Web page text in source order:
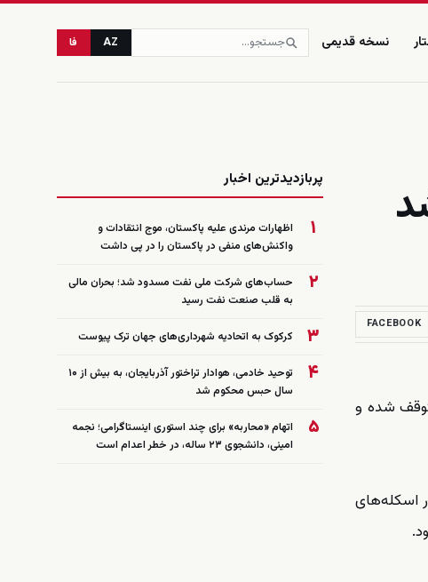
نسخه قدیمی AZ فا
FACEBOOK
شده و
در اسکله‌های
پربازدیدترین اخبار
۱
اظهارات مرندی علیه پاکستان، موج انتقادات و
واکنش‌های منفی در پاکستان را در پی داشت
۲
حساب‌های شرکت ملی نفت مسدود شد؛ بحران مالی
به قلب صنعت نفت رسید
۳ کرکوک به اتحادیه شهرداری‌های جهان ترک پیوست
۴
توحید خادمی، هوادار تراختور آذربایجان، به بیش از ۱۰
سال حبس محکوم شد
۵
اتهام «محاربه» برای چند استوری اینستاگرامی؛ نجمه
امینی، دانشجوی ۲۳ ساله، در خطر اعدام است